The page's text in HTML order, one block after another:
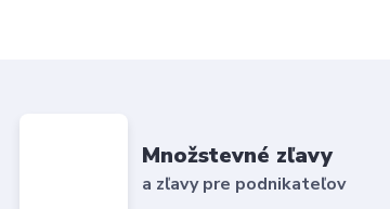
Množstevné zľavy
a zľavy pre podnikateľov